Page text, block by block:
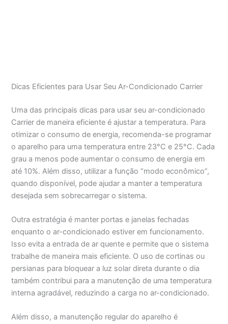
Dicas Eficientes para Usar Seu Ar-Condicionado Carrier
Uma das principais dicas para usar seu ar-condicionado
Carrier de maneira eficiente é ajustar a temperatura. Para
otimizar o consumo de energia, recomenda-se programar
o aparelho para uma temperatura entre 23°C e 25°C. Cada
grau a menos pode aumentar o consumo de energia em
até 10%. Além disso, utilizar a função “modo econômico”,
quando disponível, pode ajudar a manter a temperatura
desejada sem sobrecarregar o sistema.
Outra estratégia é manter portas e janelas fechadas
enquanto o ar-condicionado estiver em funcionamento.
Isso evita a entrada de ar quente e permite que o sistema
trabalhe de maneira mais eficiente. O uso de cortinas ou
persianas para bloquear a luz solar direta durante o dia
também contribui para a manutenção de uma temperatura
interna agradável, reduzindo a carga no ar-condicionado.
Além disso, a manutenção regular do aparelho é